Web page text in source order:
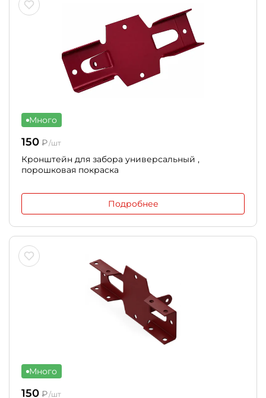
Много
150 ₽/шт
Кронштейн для забора универсальный ,
порошковая покраска
Подробнее
Много
150 ₽/шт